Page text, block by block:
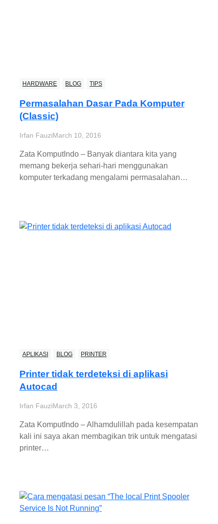
HARDWARE BLOG TIPS
Permasalahan Dasar Pada Komputer
(Classic)
Irfan FauziMarch 10, 2016
Zata KomputIndo – Banyak diantara kita yang
memang bekerja sehari-hari menggunakan
komputer terkadang mengalami permasalahan…
APLIKASI BLOG PRINTER
Printer tidak terdeteksi di aplikasi
Autocad
Irfan FauziMarch 3, 2016
Zata KomputIndo – Alhamdulillah pada kesempatan
kali ini saya akan membagikan trik untuk mengatasi
printer…